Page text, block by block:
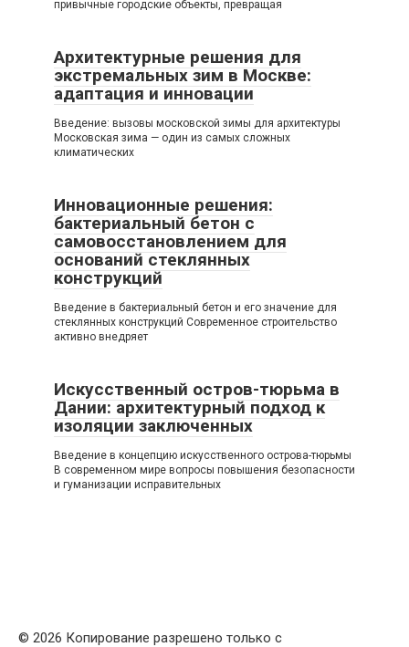
привычные городские объекты, превращая
Архитектурные решения для
экстремальных зим в Москве:
адаптация и инновации
Введение: вызовы московской зимы для архитектуры
Московская зима — один из самых сложных
климатических
Инновационные решения:
бактериальный бетон с
самовосстановлением для
оснований стеклянных
конструкций
Введение в бактериальный бетон и его значение для
стеклянных конструкций Современное строительство
активно внедряет
Искусственный остров-тюрьма в
Дании: архитектурный подход к
изоляции заключенных
Введение в концепцию искусственного острова-тюрьмы
В современном мире вопросы повышения безопасности
и гуманизации исправительных
© 2026 Копирование разрешено только с